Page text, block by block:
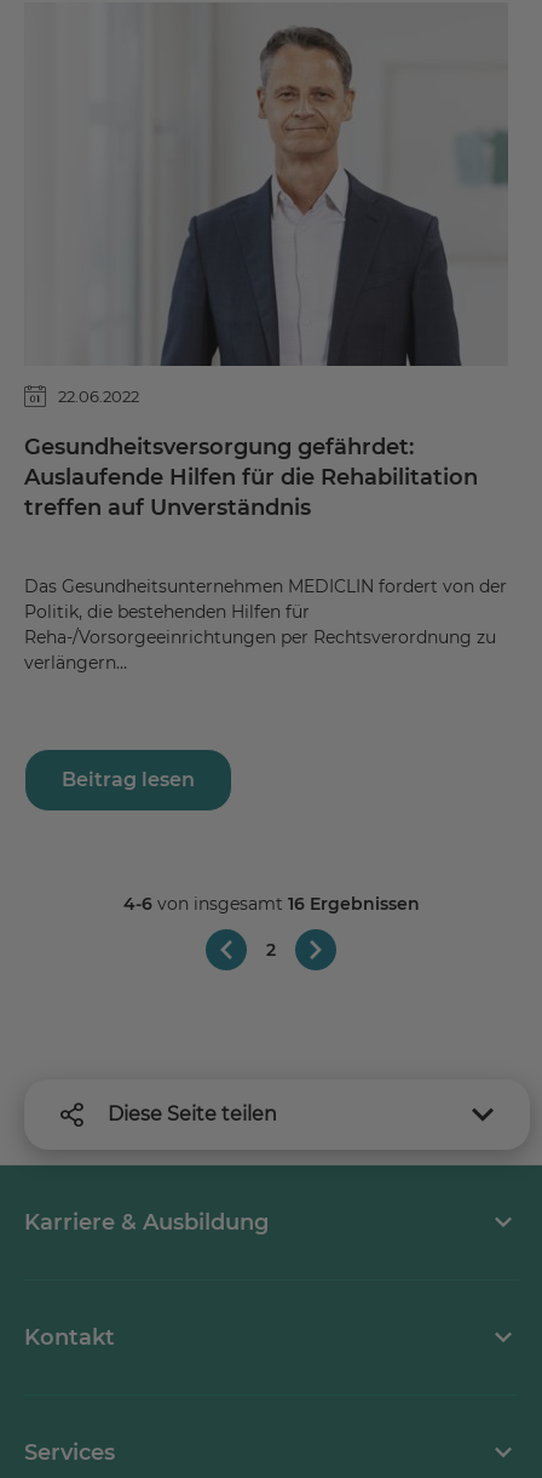
22.06.2022
Gesundheitsversorgung gefährdet:
Auslaufende Hilfen für die Rehabilitation
treffen auf Unverständnis
Das Gesundheitsunternehmen MEDICLIN fordert von der
Politik, die bestehenden Hilfen für
Reha-/Vorsorgeeinrichtungen per Rechtsverordnung zu
verlängern…
Beitrag lesen
2
4-6von insgesamt 16 Ergebnissen
Diese Seite teilen
Karriere & Ausbildung
Kontakt
Services